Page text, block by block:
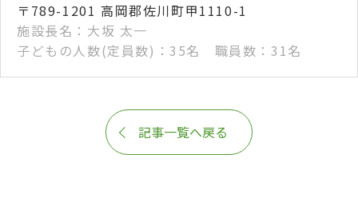
〒789-1201 高岡郡佐川町甲1110-1
施設長名：大坂 太一
子どもの人数(定員数)：35名 職員数：31名
記事一覧へ戻る